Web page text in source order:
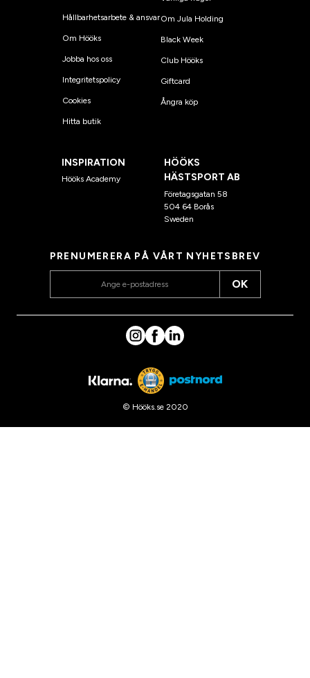
Hållbarhetsarbete & ansvar
Om Hööks
Jobba hos oss
Integritetspolicy
Cookies
Hitta butik
Om Jula Holding
Black Week
Club Hööks
Giftcard
Ångra köp
INSPIRATION
Hööks Academy
HÖÖKS
HÄSTSPORT AB
Företagsgatan 58
504 64 Borås
Sweden
PRENUMERERA PÅ VÅRT NYHETSBREV
OK
© Hööks.se 2020